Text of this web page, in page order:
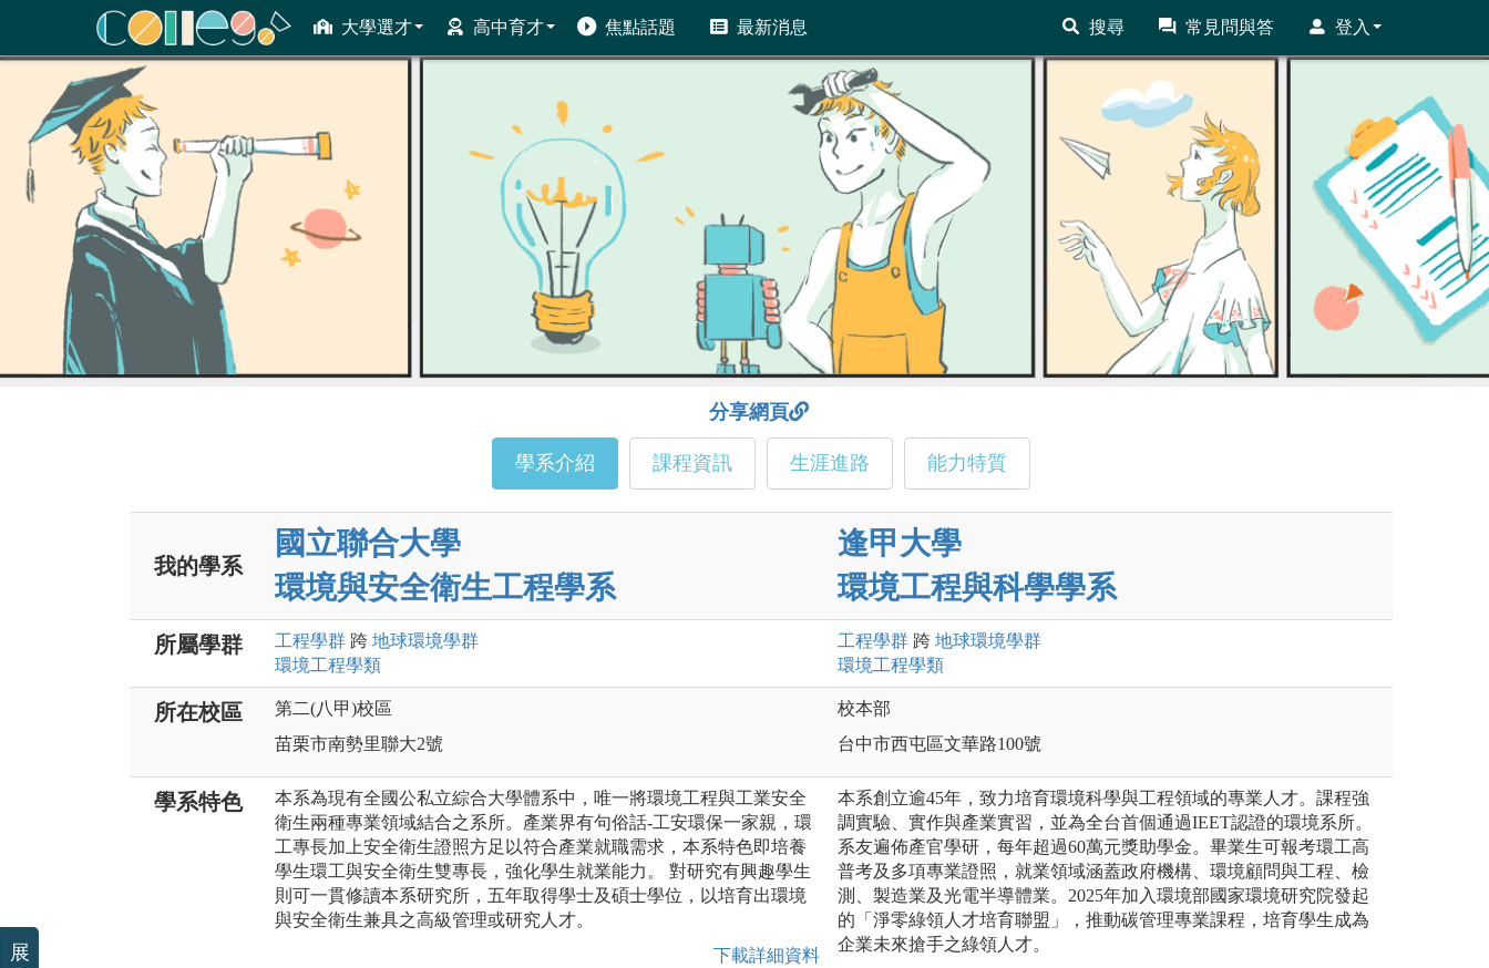
大學選才 高中育才 焦點話題 最新消息 搜尋 常見問與答 登入
ColleGo! 大學選才與高中育才輔助系統
分享網頁
學系介紹 課程資訊 生涯進路 能力特質
我的學系
國立聯合大學
環境與安全衛生工程學系
逢甲大學
環境工程與科學學系
所屬學群 工程學群 跨 地球環境學群
環境工程學類
工程學群 跨 地球環境學群
環境工程學類
所在校區
第二(八甲)校區
苗栗市南勢里聯大2號
校本部
台中市西屯區文華路100號
學系特色
本系為現有全國公私立綜合大學體系中，唯一將環境工程與工業安全
衛生兩種專業領域結合之系所。產業界有句俗話-工安環保一家親，環
工專長加上安全衛生證照方足以符合產業就職需求，本系特色即培養
學生環工與安全衛生雙專長，強化學生就業能力。 對研究有興趣學生
則可一貫修讀本系研究所，五年取得學士及碩士學位，以培育出環境
與安全衛生兼具之高級管理或研究人才。
下載詳細資料
本系創立逾45年，致力培育環境科學與工程領域的專業人才。課程強
調實驗、實作與產業實習，並為全台首個通過IEET認證的環境系所。
系友遍佈產官學研，每年超過60萬元獎助學金。畢業生可報考環工高
普考及多項專業證照，就業領域涵蓋政府機構、環境顧問與工程、檢
測、製造業及光電半導體業。2025年加入環境部國家環境研究院發起
的「淨零綠領人才培育聯盟」，推動碳管理專業課程，培育學生成為
企業未來搶手之綠領人才。
展